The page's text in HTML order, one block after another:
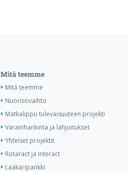
Mitä teemme
Mitä teemme
Nuorisovaihto
Matkalippu tulevaisuuteen projekti
Varainhankinta ja lahjoitukset
Yhteiset projektit
Rotaract ja Interact
Lääkäripankki